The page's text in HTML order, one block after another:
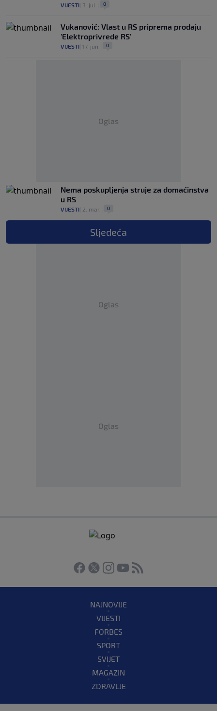
VIJESTI 3. jul. 0
Vukanović: Vlast u RS priprema prodaju
'Elektroprivrede RS'
VIJESTI 17. jun. 0
Oglas
Nema poskupljenja struje za domaćinstva
u RS
VIJESTI 2. mar. 0
Sljedeća
Oglas
Oglas
NAJNOVIJE
VIJESTI
FORBES
SPORT
SVIJET
MAGAZIN
ZDRAVLJE